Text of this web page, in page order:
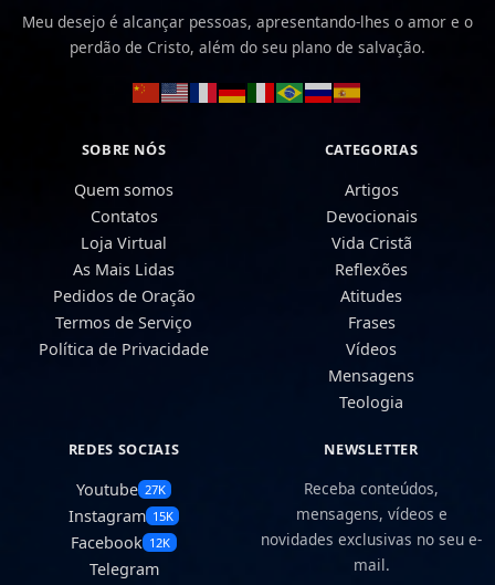
Meu desejo é alcançar pessoas, apresentando-lhes o amor e o
perdão de Cristo, além do seu plano de salvação.
SOBRE NÓS
Quem somos
Contatos
Loja Virtual
As Mais Lidas
Pedidos de Oração
Termos de Serviço
Política de Privacidade
CATEGORIAS
Artigos
Devocionais
Vida Cristã
Reflexões
Atitudes
Frases
Vídeos
Mensagens
Teologia
REDES SOCIAIS
Youtube 27K
Instagram 15K
Facebook 12K
Telegram
NEWSLETTER
Receba conteúdos,
mensagens, vídeos e
novidades exclusivas no seu e-
mail.